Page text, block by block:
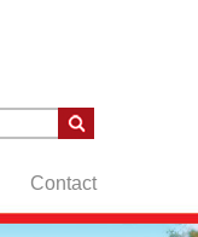
Contact